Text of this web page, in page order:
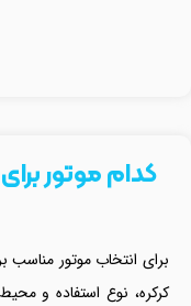
کدام موتور
برای انتخاب موتور مناسب
کرکره، نوع استفاده و